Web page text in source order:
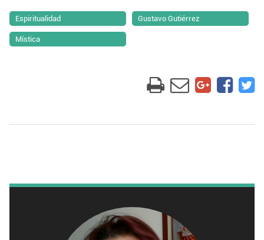
Espiritualidad Gustavo Gutiérrez
Mística